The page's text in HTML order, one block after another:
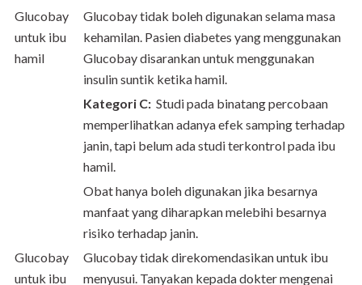
Glucobay
untuk ibu
hamil
Glucobay tidak boleh digunakan selama masa
kehamilan. Pasien diabetes yang menggunakan
Glucobay disarankan untuk menggunakan
insulin suntik ketika hamil.
Kategori C: Studi pada binatang percobaan
memperlihatkan adanya efek samping terhadap
janin, tapi belum ada studi terkontrol pada ibu
hamil.
Obat hanya boleh digunakan jika besarnya
manfaat yang diharapkan melebihi besarnya
risiko terhadap janin.
Glucobay
untuk ibu
Glucobay tidak direkomendasikan untuk ibu
menyusui. Tanyakan kepada dokter mengenai